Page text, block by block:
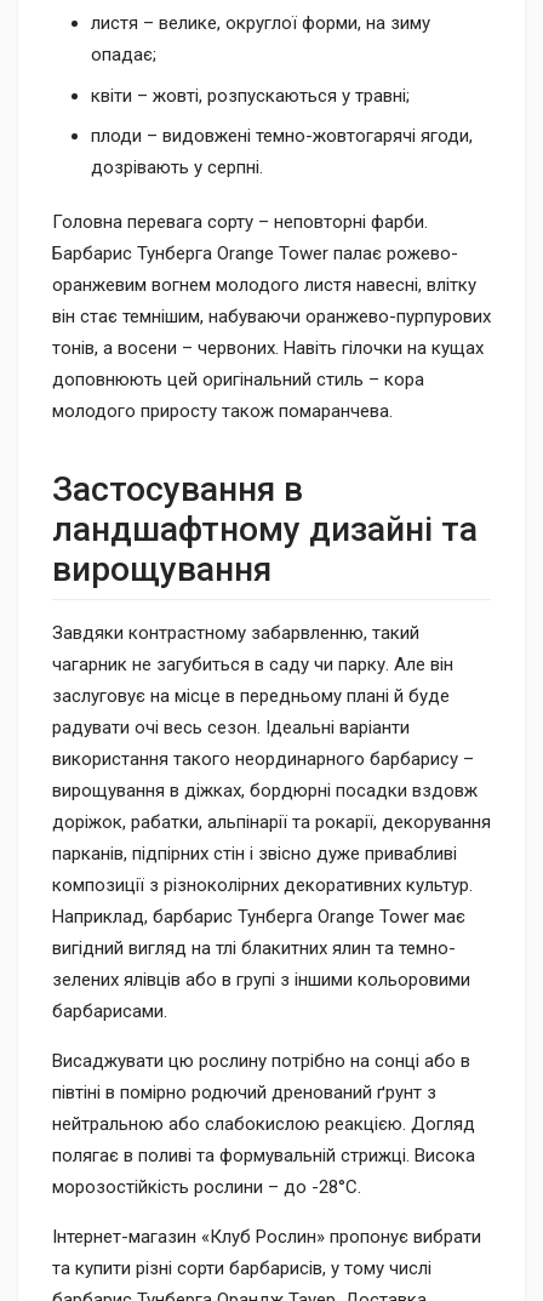
листя – велике, округлої форми, на зиму
опадає;
квіти – жовті, розпускаються у травні;
плоди – видовжені темно-жовтогарячі ягоди,
дозрівають у серпні.
Головна перевага сорту – неповторні фарби.
Барбарис Тунберга Orange Tower палає рожево-
оранжевим вогнем молодого листя навесні, влітку
він стає темнішим, набуваючи оранжево-пурпурових
тонів, а восени – червоних. Навіть гілочки на кущах
доповнюють цей оригінальний стиль – кора
молодого приросту також помаранчева.
Застосування в
ландшафтному дизайні та
вирощування
Завдяки контрастному забарвленню, такий
чагарник не загубиться в саду чи парку. Але він
заслуговує на місце в передньому плані й буде
радувати очі весь сезон. Ідеальні варіанти
використання такого неординарного барбарису –
вирощування в діжках, бордюрні посадки вздовж
доріжок, рабатки, альпінарії та рокарії, декорування
парканів, підпірних стін і звісно дуже привабливі
композиції з різноколірних декоративних культур.
Наприклад, барбарис Тунберга Orange Tower має
вигідний вигляд на тлі блакитних ялин та темно-
зелених ялівців або в групі з іншими кольоровими
барбарисами.
Висаджувати цю рослину потрібно на сонці або в
півтіні в помірно родючий дренований ґрунт з
нейтральною або слабокислою реакцією. Догляд
полягає в поливі та формувальній стрижці. Висока
морозостійкість рослини – до -28°С.
Інтернет-магазин «Клуб Рослин» пропонує вибрати
та купити різні сорти барбарисів, у тому числі